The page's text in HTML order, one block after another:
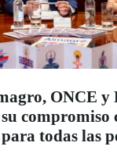
ONCE y
compromiso
todas las